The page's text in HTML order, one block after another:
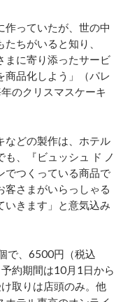
っていたが、世の中
ちがいると知り、
まに寄り添ったサービ
商品化しよう」（パレ
のクリスマスケーキ
どの製作は、ホテル
、『ビュッシュ ド ノ
でつくっている商品で
客さまがいらっしゃる
いきます」と意気込み
で、6500円（税込
約期間は10月1日から
取りは店頭のみ。他